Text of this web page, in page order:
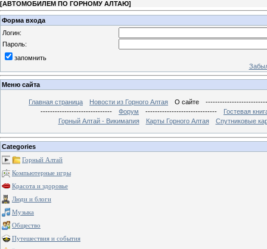
[АВТОМОБИЛЕМ ПО ГОРНОМУ АЛТАЮ]
Форма входа
Логин:
Пароль:
запомнить
Меню сайта
Главная страница Новости из Горного Алтая О сайте
------------------------------
Форум ------------------------------
Гостевая
Горный Алтай - Викимапия
Карты Горного Алтая Спутниковые
Categories
Горный Алтай
Компьютерные игры
Красота и здоровье
Люди и блоги
Музыка
Общество
Путешествия и события